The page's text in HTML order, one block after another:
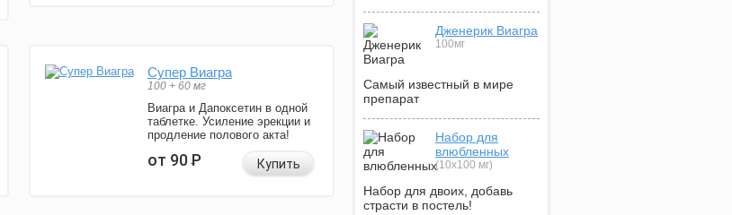
Супер Виагра
100 + 60 мг
Виагра и Дапоксетин в одной
таблетке. Усиление эрекции и
продление полового акта!
от 90Р Купить
Дженерик Виагра
100мг
Самый известный в мире
препарат
Набор для
влюбленных
(10х100 мг)
Набор для двоих, добавь
страсти в постель!